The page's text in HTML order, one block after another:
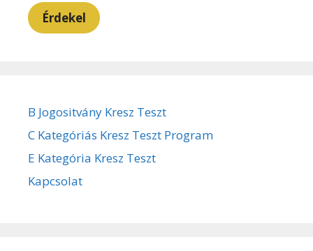
Érdekel
B Jogositvány Kresz Teszt
C Kategóriás Kresz Teszt Program
E Kategória Kresz Teszt
Kapcsolat